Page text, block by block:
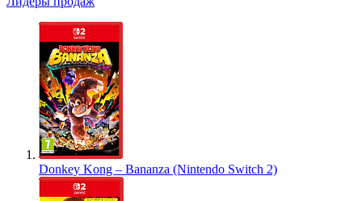
Donkey Kong – Bananza (Nintendo Switch 2)